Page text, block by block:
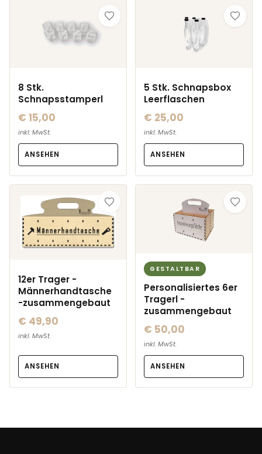
8 Stk.
Schnapsstamperl
€ 15,00
inkl. MwSt.
ANSEHEN
5 Stk. Schnapsbox
Leerflaschen
€ 25,00
inkl. MwSt.
ANSEHEN
12er Trager -
Männerhandtasche
-zusammengebaut
€ 49,90
inkl. MwSt.
ANSEHEN
GESTALTBAR
Personalisiertes 6er
Tragerl -
zusammengebaut
€ 50,00
inkl. MwSt.
ANSEHEN